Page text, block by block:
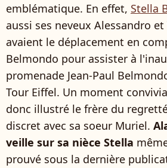
emblématique. En effet, Stella
aussi ses neveux Alessandro
avaient le déplacement en
Belmondo pour assister à
promenade Jean-Paul
Tour Eiffel. Un moment
donc illustré le frère du
discret avec sa soeur Muriel.
veille sur sa nièce Stella
prouvé sous la dernière